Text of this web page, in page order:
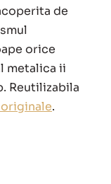
de
orice
metalica ii
Reutilizabila
.